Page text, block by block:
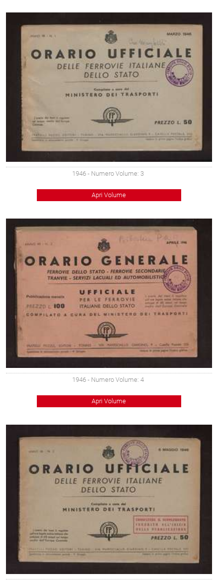
1946 - Numero Volume: 3
Apri Volume
1946 - Numero Volume: 4
Apri Volume